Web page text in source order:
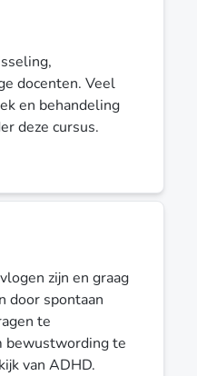
docenten. Veel
en behandeling
deze cursus.
zijn en graag
door spontaan
te
bewustwording te
van ADHD.